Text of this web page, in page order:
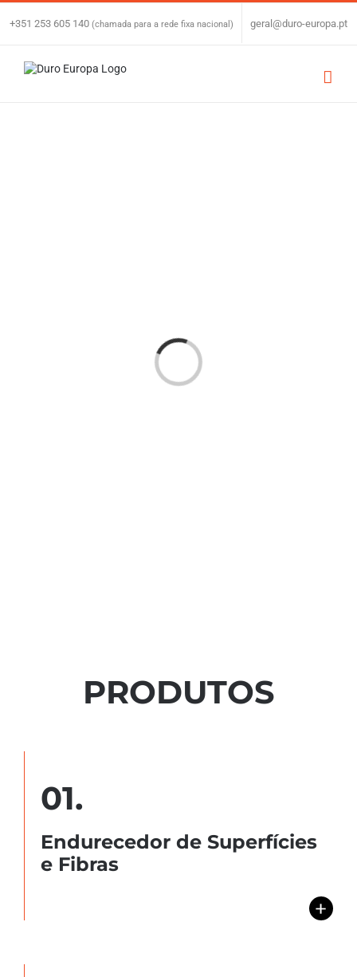
Skip
+351 253 605 140 (chamada para a rede fixa nacional) geral@duro-europa.pt
Loading...
PRODUTOS
01.
Endurecedor de Superfícies
e Fibras
+